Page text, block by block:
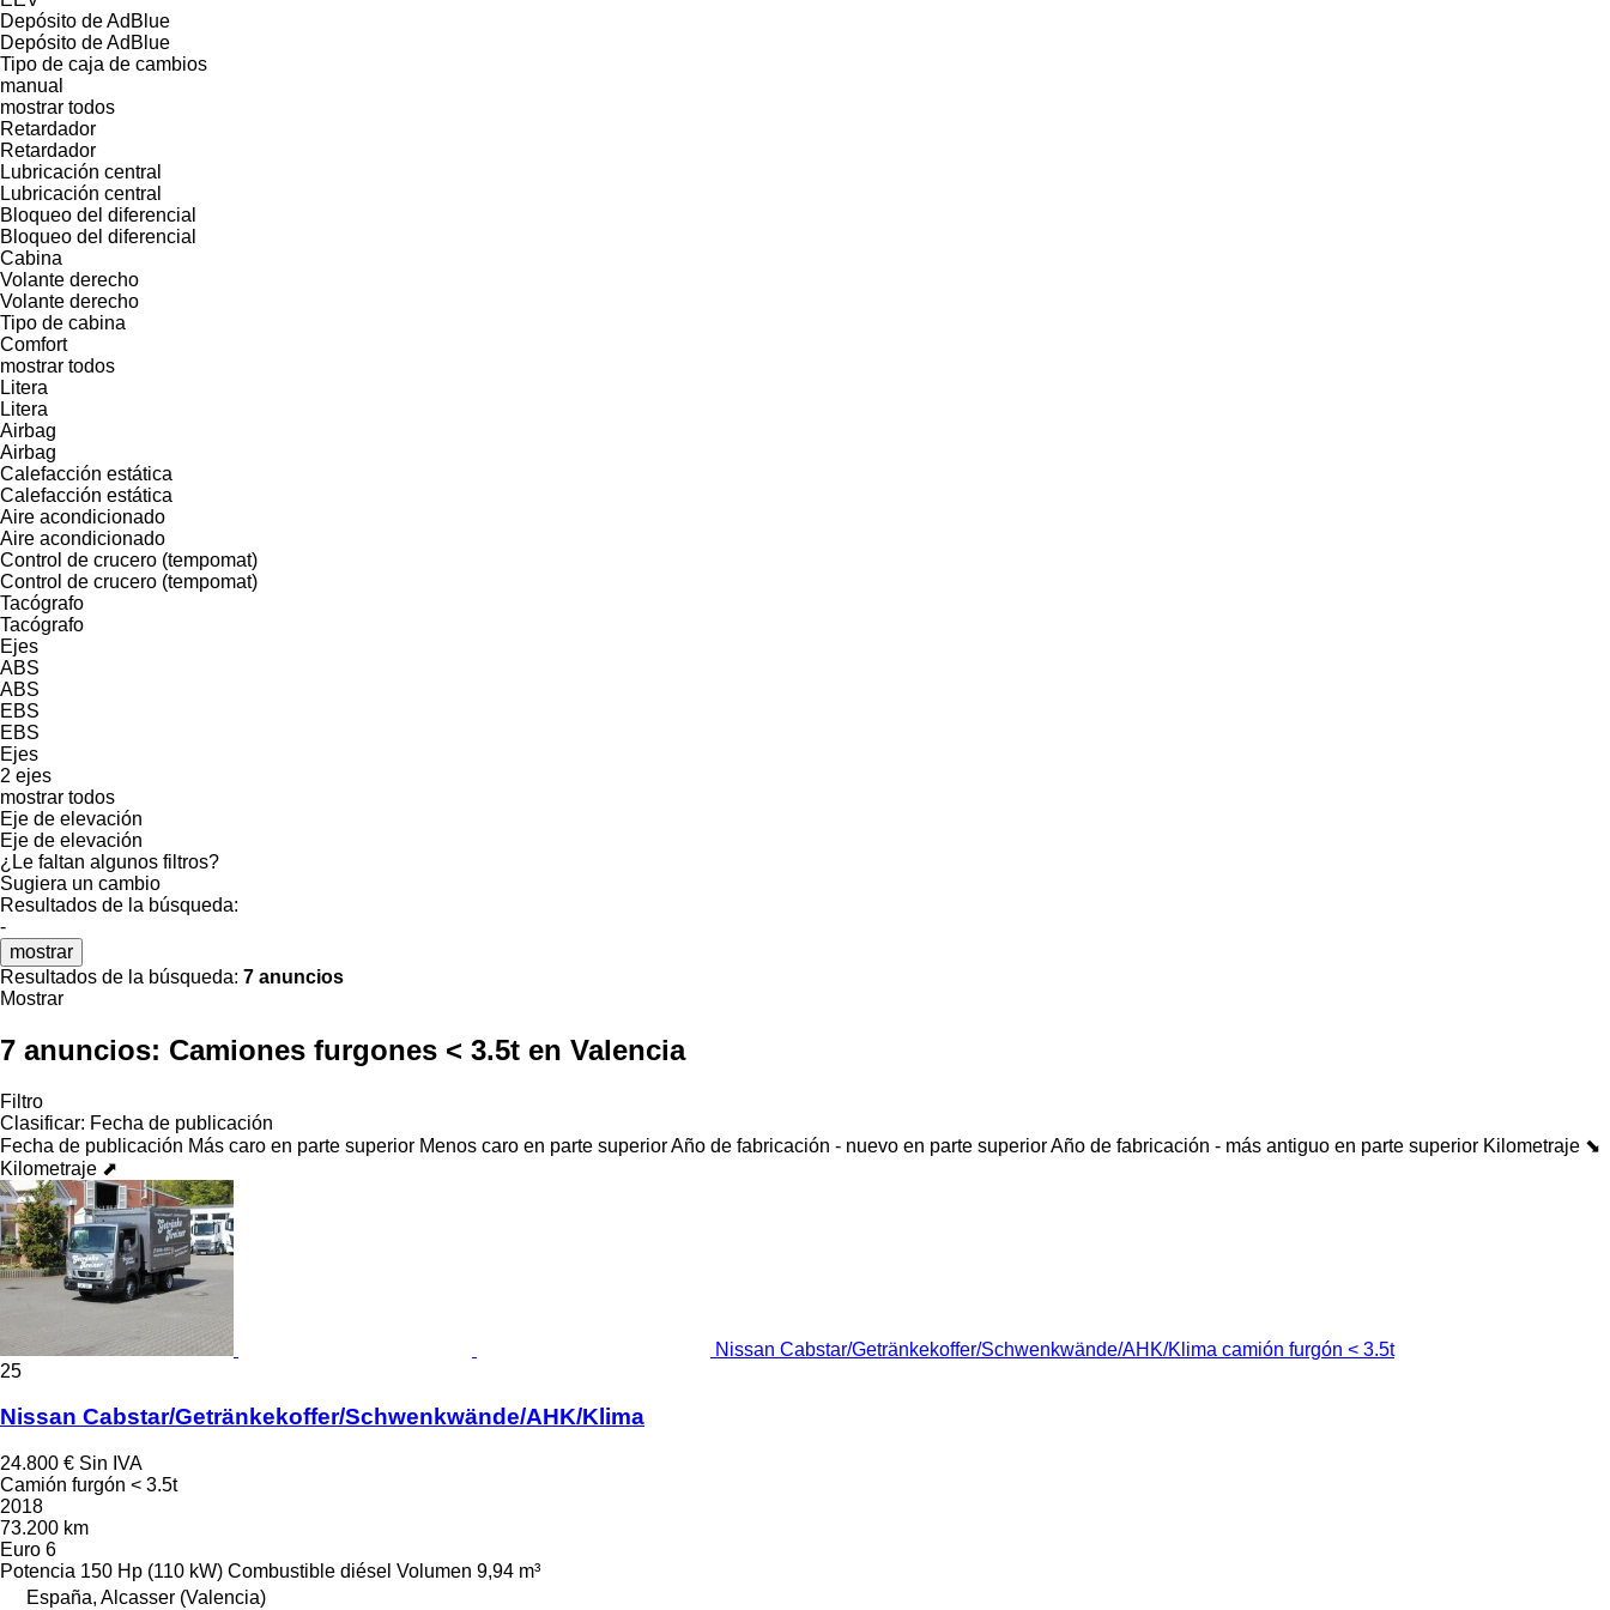
Depósito de AdBlue
Depósito de AdBlue
Tipo de caja de cambios
manual
mostrar todos
Retardador
Retardador
Lubricación central
Lubricación central
Bloqueo del diferencial
Bloqueo del diferencial
Cabina
Volante derecho
Volante derecho
Tipo de cabina
Comfort
mostrar todos
Litera
Litera
Airbag
Airbag
Calefacción estática
Calefacción estática
Aire acondicionado
Aire acondicionado
Control de crucero (tempomat)
Control de crucero (tempomat)
Tacógrafo
Tacógrafo
Ejes
ABS
ABS
EBS
EBS
Ejes
2 ejes
mostrar todos
Eje de elevación
Eje de elevación
¿Le faltan algunos filtros?
Sugiera un cambio
Resultados de la búsqueda:
-
mostrar
Resultados de la búsqueda: 7 anuncios
Mostrar
7 anuncios: Camiones furgones < 3.5t en Valencia
Filtro
Clasificar: Fecha de publicación
Fecha de publicación Más caro en parte superior Menos caro en parte superiorAño de fabricación - nuevo en parte superiorAño de fabricación - más antiguo en parte superior Kilometraje ⬊
Kilometraje ⬈
Nissan Cabstar/Getränkekoffer/Schwenkwände/AHK/Klima camión furgón < 3.5t
25
Nissan Cabstar/Getränkekoffer/Schwenkwände/AHK/Klima
24.800 € Sin IVA
Camión furgón < 3.5t
2018
73.200 km
Euro 6
Potencia 150 Hp (110 kW) Combustible diésel Volumen 9,94 m³
España, Alcasser (Valencia)